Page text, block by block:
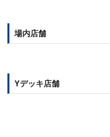
場内店舗
Yデッキ店舗